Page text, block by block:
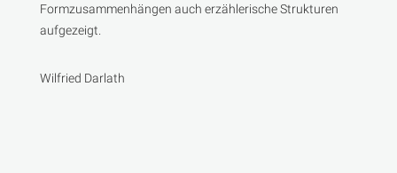
Formzusammenhängen auch erzählerische Strukturen
aufgezeigt.
Wilfried Darlath